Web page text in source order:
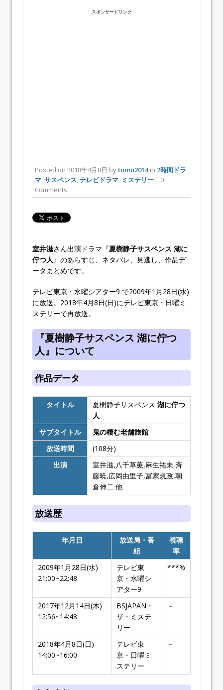
スポンサードリンク
Posted on 2018年4月8日 bytomo2014in 2時間ドラ
マ サスペンス テレビドラマ ミステリー | 0
Comments
室井滋さん出演ドラマ『夏樹静子サスペンス 湖に
佇つ人 』のあらすじ、ネタバレ、見逃し、作品デ
ータまとめです。
テレビ東京・水曜シアター9 で2009年1月28日(水)
に放送。2018年4月8日(日)にテレビ東京・日曜ミ
ステリーで再放送。
『夏樹静子サスペンス 湖に佇つ
人』について
作品データ
タイトル 夏樹静子サスペンス 湖に佇つ
人
サブタイトル
鬼の棲む老舗旅館
放送時間
(108分)
出演
室井滋,八千草薫,麻生祐未,斉
藤暁,広岡由里子,冨家規政,朝
倉伸二 他
放送歴
年月日
放送局・番
組
視聴
率
2009年1月28日(水)
21:00~22:48
テレビ東
京・水曜シ
アター9
***%
2017年12月14日(木)
12:56~14:48
BSJAPAN・
ザ・ミステ
リー
－
2018年4月8日(日)
14:00~16:00
テレビ東
京・日曜ミ
ステリー
－